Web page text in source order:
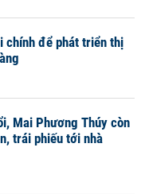
chính để phát triển thị
Mai Phương Thúy còn
trái phiếu tới nhà